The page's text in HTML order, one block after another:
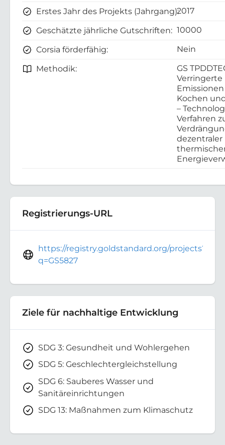
Erstes Jahr des Projekts (Jahrgang):2017
Geschätzte jährliche Gutschriften: 10000
Corsia förderfähig: Nein
Methodik:
GS
Verringerte
Kochen
–
Verfahren
dezentraler
Registrierungs-URL
https://registry.goldstandard.org/projects?
q=GS5827
Ziele für nachhaltige Entwicklung
SDG 3: Gesundheit und Wohlergehen
SDG 5: Geschlechtergleichstellung
SDG 6: Sauberes Wasser und
Sanitäreinrichtungen
SDG 13: Maßnahmen zum Klimaschutz